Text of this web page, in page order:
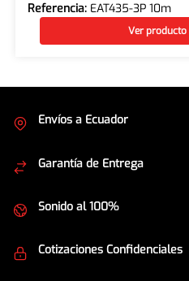
Referencia: EAT435-3P 10m
Ver producto
Envíos a Ecuador
Garantía de Entrega
Sonido al 100%
Cotizaciones Confidenciales